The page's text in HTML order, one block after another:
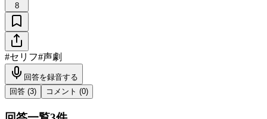
8
#セリフ#声劇
回答を録音する
回答 (3) コメント (0)